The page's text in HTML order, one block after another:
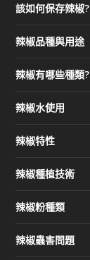
該如何保存辣椒?
辣椒品種與用途
辣椒有哪些種類?
辣椒水使用
辣椒特性
辣椒種植技術
辣椒粉種類
辣椒蟲害問題